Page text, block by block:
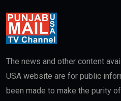
The news and other content
USA website are for public
been made to make the purity